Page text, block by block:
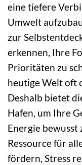
eine tiefere
Umwelt
zur
erkennen, Ihre
Prioritäten zu
heutige Welt oft
Deshalb bietet
Hafen, um Ihre
Energie bewusst
Ressource für
fördern, Stress